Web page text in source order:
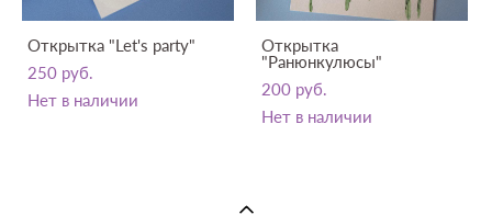
Открытка "Let's party"
250 pуб.
Нет в наличии
Открытка
"Ранюнкулюсы"
200 pуб.
Нет в наличии